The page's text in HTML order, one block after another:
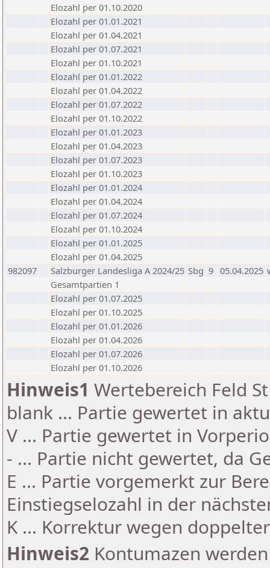
Elozahl per 01.10.2020
Elozahl per 01.01.2021
Elozahl per 01.04.2021
Elozahl per 01.07.2021
Elozahl per 01.10.2021
Elozahl per 01.01.2022
Elozahl per 01.04.2022
Elozahl per 01.07.2022
Elozahl per 01.10.2022
Elozahl per 01.01.2023
Elozahl per 01.04.2023
Elozahl per 01.07.2023
Elozahl per 01.10.2023
Elozahl per 01.01.2024
Elozahl per 01.04.2024
Elozahl per 01.07.2024
Elozahl per 01.10.2024
Elozahl per 01.01.2025
Elozahl per 01.04.2025
982097
Salzburger Landesliga A 2024/25 Sbg 9 05.04.2025
Gesamtpartien 1
Elozahl per 01.07.2025
Elozahl per 01.10.2025
Elozahl per 01.01.2026
Elozahl per 01.04.2026
Elozahl per 01.07.2026
Elozahl per 01.10.2026
Hinweis1 Wertebereich Feld
blank ... Partie gewertet in
V ... Partie gewertet in
- ... Partie nicht gewertet, da
E ... Partie vorgemerkt zur
Einstiegselozahl in der
K ... Korrektur wegen
Hinweis2 Kontumazen